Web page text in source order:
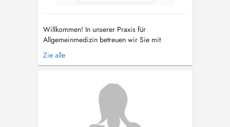
Willkommen! In unserer Praxis für
Allgemeinmedizin betreuen wir Sie mit
Kompetenz und Empathie. Uns ist wichtig, dass
Sie sich stets gut versorgt und angenommen
medizinischen Fachangestellten und
Auszubildenden bietet Ihnen Qualität und
Zie alle